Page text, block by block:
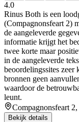
4.0
Rinus Both is een
(Compagnonsfeart 2)
de aangeleverde
informatie krijgt het
twee korte maar
in de aangeleverde
beoordelingssites zeer
bronnen geen
waardoor de
leunt.
Compagnonsfeart
Bekijk details